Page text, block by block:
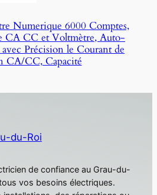
Numerique 6000 Comptes,
CA CC et Voltmètre, Auto-
Précision le Courant de
CA/CC, Capacité
du-Roi
de confiance au Grau-du-
vos besoins électriques.